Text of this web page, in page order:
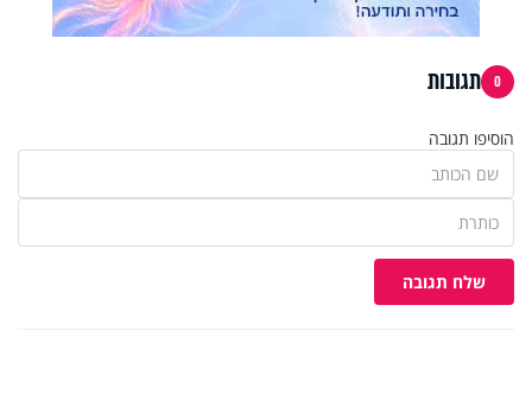
0 תגובות
הוסיפו תגובה
שלח תגובה